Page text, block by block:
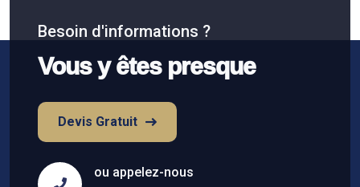
Besoin d'informations ?
Vous y êtes presque
Devis Gratuit
ou appelez-nous